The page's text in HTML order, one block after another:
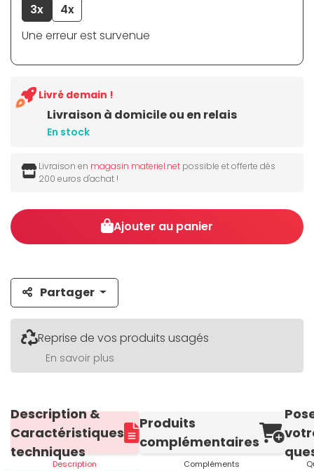
3x
4x
Une erreur est survenue
Livraison à domicile ou en relais
En stock
Livré demain !
Livraison en magasin materiel.net possible et offerte dès
200 euros d'achat !
Ajouter au panier
Partager
Reprise de vos produits usagés
En savoir plus
Description &
Caractéristiques
techniques
Description
Produits
complémentaires
Compléments